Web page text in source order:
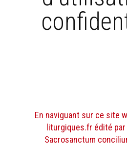
En naviguant sur ce site
liturgiques.fr édité par
Sacrosanctum